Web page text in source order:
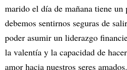
marido el día de mañana tiene un
debemos sentirnos seguras de
poder asumir un liderazgo
la valentía y la capacidad de
amor hacia nuestros seres